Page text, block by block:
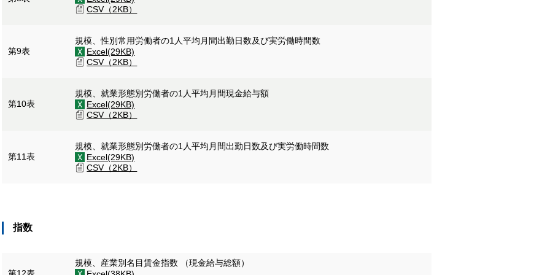
CSV（2KB）
第9表
規模、性別常用労働者の1人平均月間出勤日数及び実労働時間数
Excel(29KB)
CSV（2KB）
第10表
規模、就業形態別労働者の1人平均月間現金給与額
Excel(29KB)
CSV（2KB）
第11表
規模、就業形態別労働者の1人平均月間出勤日数及び実労働時間数
Excel(29KB)
CSV（2KB）
指数
規模、産業別名目賃金指数 （現金給与総額）